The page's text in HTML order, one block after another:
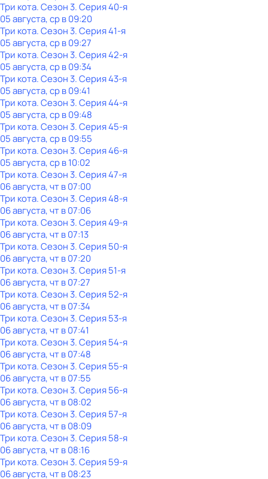
Три кота. Сезон 3. Серия 40-я
05 августа, ср в 09:20
Три кота. Сезон 3. Серия 41-я
05 августа, ср в 09:27
Три кота. Сезон 3. Серия 42-я
05 августа, ср в 09:34
Три кота. Сезон 3. Серия 43-я
05 августа, ср в 09:41
Три кота. Сезон 3. Серия 44-я
05 августа, ср в 09:48
Три кота. Сезон 3. Серия 45-я
05 августа, ср в 09:55
Три кота. Сезон 3. Серия 46-я
05 августа, ср в 10:02
Три кота. Сезон 3. Серия 47-я
06 августа, чт в 07:00
Три кота. Сезон 3. Серия 48-я
06 августа, чт в 07:06
Три кота. Сезон 3. Серия 49-я
06 августа, чт в 07:13
Три кота. Сезон 3. Серия 50-я
06 августа, чт в 07:20
Три кота. Сезон 3. Серия 51-я
06 августа, чт в 07:27
Три кота. Сезон 3. Серия 52-я
06 августа, чт в 07:34
Три кота. Сезон 3. Серия 53-я
06 августа, чт в 07:41
Три кота. Сезон 3. Серия 54-я
06 августа, чт в 07:48
Три кота. Сезон 3. Серия 55-я
06 августа, чт в 07:55
Три кота. Сезон 3. Серия 56-я
06 августа, чт в 08:02
Три кота. Сезон 3. Серия 57-я
06 августа, чт в 08:09
Три кота. Сезон 3. Серия 58-я
06 августа, чт в 08:16
Три кота. Сезон 3. Серия 59-я
06 августа, чт в 08:23